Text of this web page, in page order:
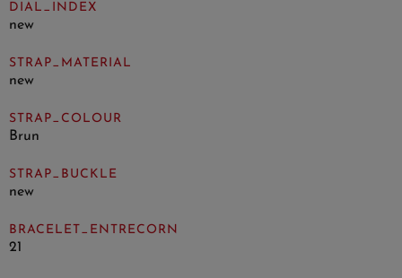
DIAL_INDEX
new
STRAP_MATERIAL
new
STRAP_COLOUR
Brun
STRAP_BUCKLE
new
BRACELET_ENTRECORN
21